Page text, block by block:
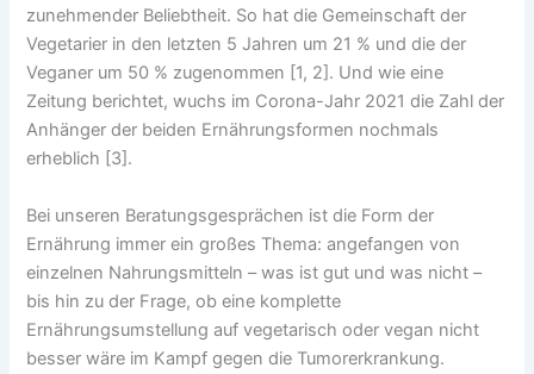
zunehmender Beliebtheit. So hat die Gemeinschaft der
Vegetarier in den letzten 5 Jahren um 21 % und die der
Veganer um 50 % zugenommen [1, 2]. Und wie eine
Zeitung berichtet, wuchs im Corona-Jahr 2021 die Zahl der
Anhänger der beiden Ernährungsformen nochmals
erheblich [3].
Bei unseren Beratungsgesprächen ist die Form der
Ernährung immer ein großes Thema: angefangen von
einzelnen Nahrungsmitteln – was ist gut und was nicht –
bis hin zu der Frage, ob eine komplette
Ernährungsumstellung auf vegetarisch oder vegan nicht
besser wäre im Kampf gegen die Tumorerkrankung.